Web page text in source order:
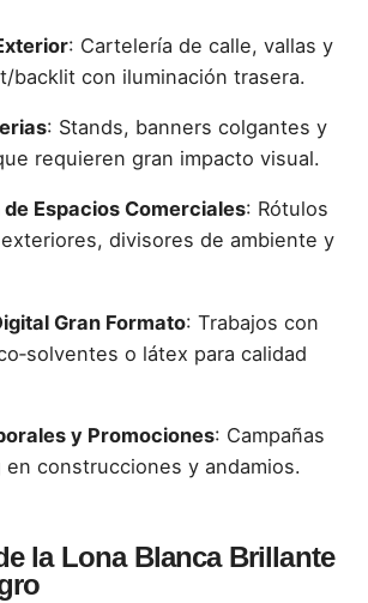
: Cartelería de calle, vallas y
backlit con iluminación trasera.
: Stands, banners colgantes y
requieren gran impacto visual.
Espacios Comerciales: Rótulos
divisores de ambiente y
Gran Formato: Trabajos con
o látex para calidad
y Promociones: Campañas
en construcciones y andamios.
la Lona Blanca Brillante